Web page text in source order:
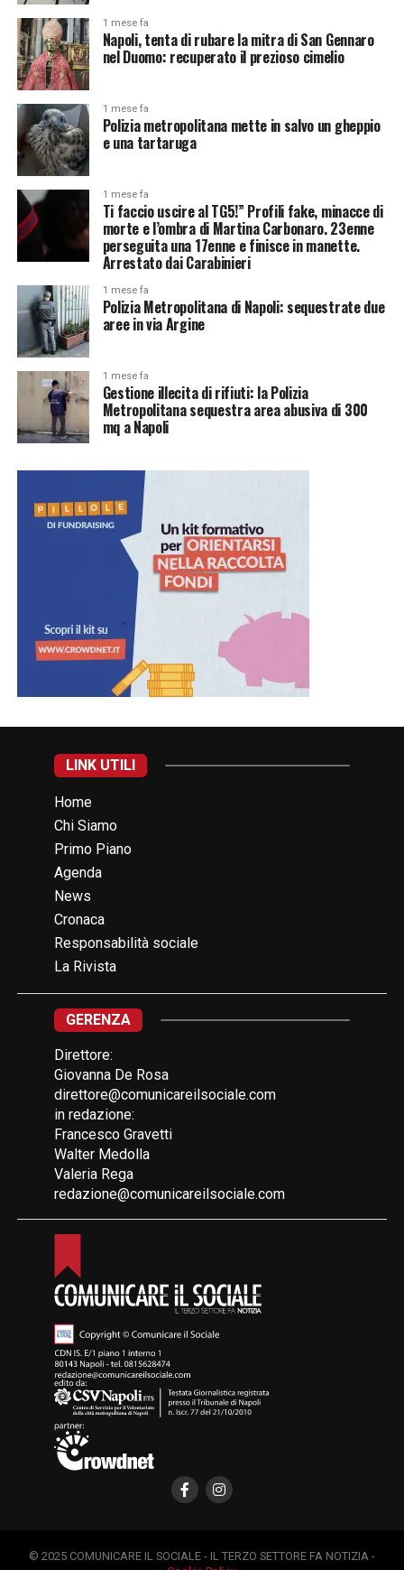
1 mese fa
Napoli, tenta di rubare la mitra di San Gennaro
nel Duomo: recuperato il prezioso cimelio
1 mese fa
Polizia metropolitana mette in salvo un gheppio
e una tartaruga
1 mese fa
Ti faccio uscire al TG5!” Profili fake, minacce di
morte e l’ombra di Martina Carbonaro. 23enne
perseguita una 17enne e finisce in manette.
Arrestato dai Carabinieri
1 mese fa
Polizia Metropolitana di Napoli: sequestrate due
aree in via Argine
1 mese fa
Gestione illecita di rifiuti: la Polizia
Metropolitana sequestra area abusiva di 300
mq a Napoli
LINK UTILI
Home
Chi Siamo
Primo Piano
Agenda
News
Cronaca
Responsabilità sociale
La Rivista
GERENZA
Direttore:
Giovanna De Rosa
direttore@comunicareilsociale.com
in redazione:
Francesco Gravetti
Walter Medolla
Valeria Rega
redazione@comunicareilsociale.com
© 2025 COMUNICARE IL SOCIALE - IL TERZO SETTORE FA NOTIZIA -